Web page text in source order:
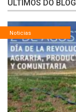
ÚLTIMOS DO BLOG
Noticias